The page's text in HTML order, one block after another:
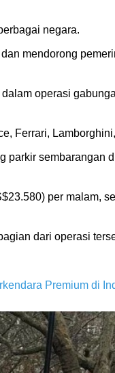
negara.
mendorong
operasi
Ferrari,
parkir sembarangan
per malam,
dari operasi
Premium di